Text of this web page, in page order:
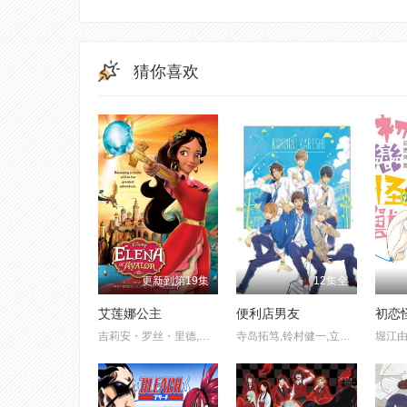
猜你喜欢
更新到第19集
艾莲娜公主
吉莉安・罗丝・里德,约瑟夫・阿罗,艾米・卡里诺,克里斯蒂安・兰兹,阿尔玛・马丁内斯
12集全
便利店男友
寺岛拓笃,铃村健一,立花慎之介,裕贵
初恋